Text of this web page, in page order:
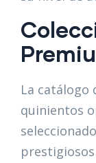
La catálogo
quinientos